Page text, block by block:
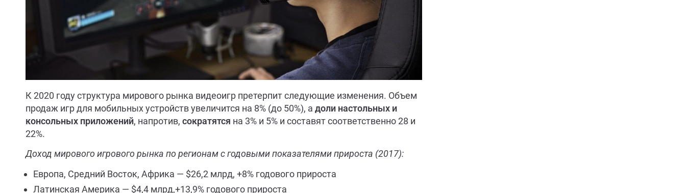
К 2020 году структура мирового рынка видеоигр претерпит следующие изменения. Объем
продаж игр для мобильных устройств увеличится на 8% (до 50%), а доли настольных и
консольных приложений, напротив, сократятся на 3% и 5% и составят соответственно 28 и
22%.
Доход мирового игрового рынка по регионам с годовыми показателями прироста (2017):
Европа, Средний Восток, Африка — $26,2 млрд, +8% годового прироста
Латинская Америка — $4,4 млрд,+13,9% годового прироста